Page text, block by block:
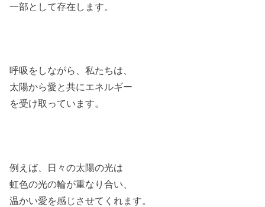
一部として存在します。
呼吸をしながら、私たちは、
太陽から愛と共にエネルギー
を受け取っています。
例えば、日々の太陽の光は
虹色の光の輪が重なり合い、
温かい愛を感じさせてくれます。